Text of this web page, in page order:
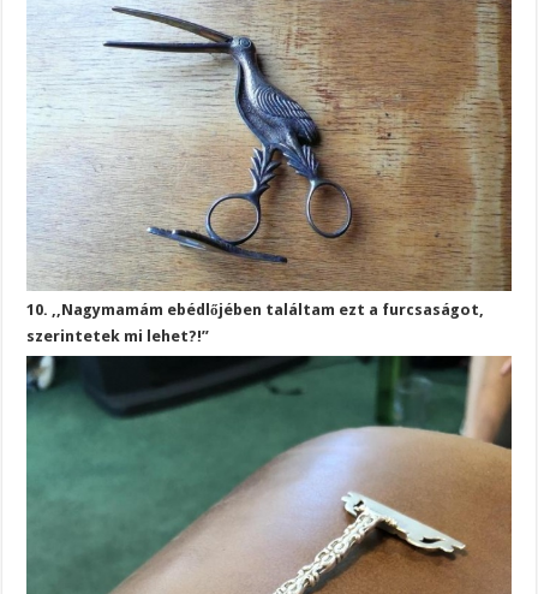
10. ,,Nagymamám ebédlőjében találtam ezt a furcsaságot,
szerintetek mi lehet?!”